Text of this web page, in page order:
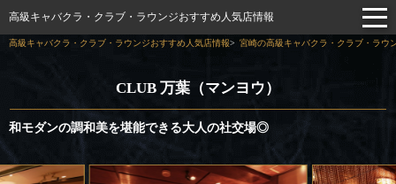
高級キャバクラ・クラブ・ラウンジおすすめ人気店情報
高級キャバクラ・クラブ・ラウンジおすすめ人気店情報 宮崎の高級キャバクラ・クラブ・ラウ
CLUB 万葉（マンヨウ）
和モダンの調和美を堪能できる大人の社交場◎